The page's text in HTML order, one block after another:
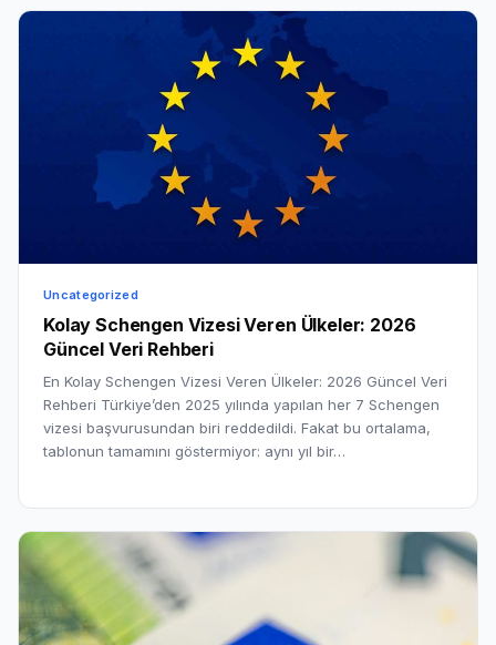
Uncategorized
Kolay Schengen Vizesi Veren Ülkeler: 2026
Güncel Veri Rehberi
En Kolay Schengen Vizesi Veren Ülkeler: 2026 Güncel Veri
Rehberi Türkiye’den 2025 yılında yapılan her 7 Schengen
vizesi başvurusundan biri reddedildi. Fakat bu ortalama,
tablonun tamamını göstermiyor: aynı yıl bir…